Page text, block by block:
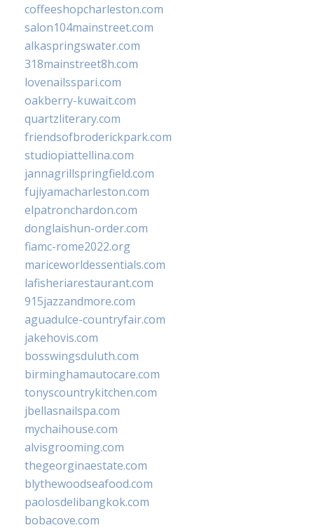
coffeeshopcharleston.com
salon104mainstreet.com
alkaspringswater.com
318mainstreet8h.com
lovenailsspari.com
oakberry-kuwait.com
quartzliterary.com
friendsofbroderickpark.com
studiopiattellina.com
jannagrillspringfield.com
fujiyamacharleston.com
elpatronchardon.com
donglaishun-order.com
fiamc-rome2022.org
mariceworldessentials.com
lafisheriarestaurant.com
915jazzandmore.com
aguadulce-countryfair.com
jakehovis.com
bosswingsduluth.com
birminghamautocare.com
tonyscountrykitchen.com
jbellasnailspa.com
mychaihouse.com
alvisgrooming.com
thegeorginaestate.com
blythewoodseafood.com
paolosdelibangkok.com
bobacove.com